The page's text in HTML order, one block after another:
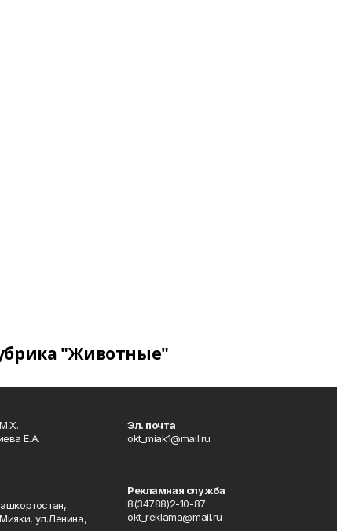
"Животные"
Е.А.
ул.Ленина,
Эл. почта
okt_miak1@mail.ru
Рекламная служба
8(34788)2-10-87
okt_reklama@mail.ru